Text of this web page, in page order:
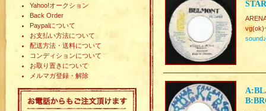
Yahoo!オークション
Back Order
Paypalについて
お支払い方法について
配送方法・送料について
コンディションについて
お取り置きについて
メルマガ登録・解除
sound♪